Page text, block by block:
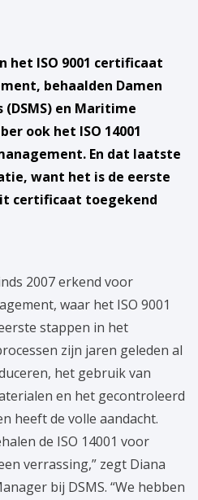
het ISO 9001 certificaat
behaalden Damen
(DSMS) en Maritime
ook het ISO 14001
En dat laatste
want het is de eerste
certificaat toegekend
2007 erkend voor
waar het ISO 9001
stappen in het
zijn jaren geleden al
het gebruik van
en het gecontroleerd
heeft de volle aandacht.
de ISO 14001 voor
verrassing,” zegt Diana
bij DSMS. “We hebben